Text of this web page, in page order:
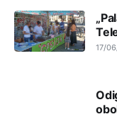
17/
Mile pozvao eleza